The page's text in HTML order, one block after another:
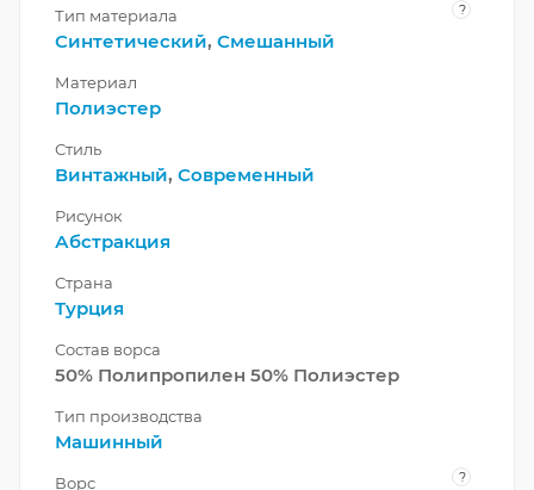
Тип материала ?
Синтетический, Смешанный
Материал
Полиэстер
Стиль
Винтажный, Современный
Рисунок
Абстракция
Страна
Турция
Состав ворса
50% Полипропилен 50% Полиэстер
Тип производства
Машинный
Ворс ?